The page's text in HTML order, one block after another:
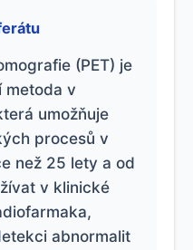
(PET) je
metoda v
umožňuje
procesů v
než 25 lety a od
v klinické
abnormalit